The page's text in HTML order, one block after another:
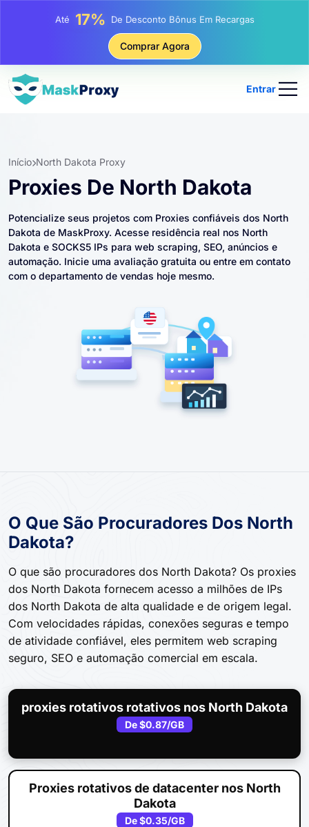
Até25%Desconto Em Compras Estáticas De IP
Desconto Em Compras Rotativas De IP
Comprar Agora
Entrar
Início North Dakota Proxy
Proxies De North Dakota
Potencialize seus projetos com Proxies confiáveis ​​dos North
Dakota de MaskProxy. Acesse residência real nos North
Dakota e SOCKS5 IPs para web scraping, SEO, anúncios e
automação. Inicie uma avaliação gratuita ou entre em contato
com o departamento de vendas hoje mesmo.
O Que São Procuradores Dos North
Dakota?
O que são procuradores dos North Dakota? Os proxies
dos North Dakota fornecem acesso a milhões de IPs
dos North Dakota de alta qualidade e de origem legal.
Com velocidades rápidas, conexões seguras e tempo
de atividade confiável, eles permitem web scraping
seguro, SEO e automação comercial em escala.
proxies rotativos rotativos nos North Dakota
De$0.87/GB
Proxies rotativos de datacenter nos North
Dakota
De$0.35/GB